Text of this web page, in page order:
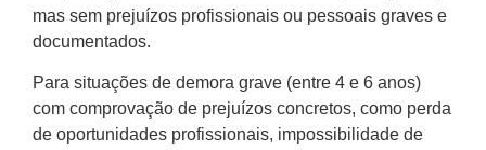
mas sem prejuízos profissionais ou pessoais graves e
documentados.
Para situações de demora grave (entre 4 e 6 anos)
com comprovação de prejuízos concretos, como perda
de oportunidades profissionais, impossibilidade de